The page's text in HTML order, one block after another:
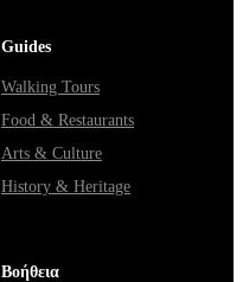
Guides
Walking Tours
Food & Restaurants
Arts & Culture
History & Heritage
Βοήθεια